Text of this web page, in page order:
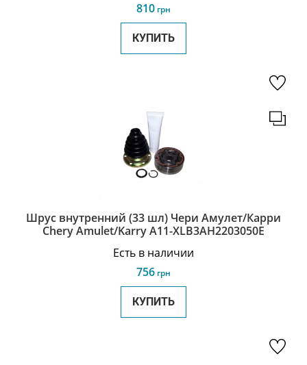
810 грн
КУПИТЬ
Шрус внутренний (33 шл) Чери Амулет/Карри
Chery Amulet/Karry A11-XLB3AH2203050E
Есть в наличии
756 грн
КУПИТЬ